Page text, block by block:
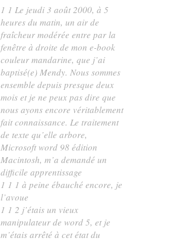
1 1 Le jeudi 3 août 2000, à 5
heures du matin, un air de
fraîcheur modérée entre par la
fenêtre à droite de mon e-book
couleur mandarine, que j’ai
baptisé(e) Mendy. Nous sommes
ensemble depuis presque deux
mois et je ne peux pas dire que
nous ayons encore véritablement
fait connaissance. Le traitement
de texte qu’elle arbore,
Microsoft word 98 édition
Macintosh, m’a demandé un
difficile apprentissage
1 1 1 à peine ébauché encore, je
l’avoue
1 1 2 j’étais un vieux
manipulateur de word 5, et je
m’étais arrêté à cet état du